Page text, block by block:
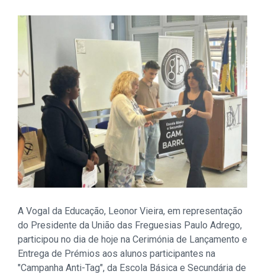
A Vogal da Educação, Leonor Vieira, em representação
do Presidente da União das Freguesias Paulo Adrego,
participou no dia de hoje na Cerimónia de Lançamento e
Entrega de Prémios aos alunos participantes na
"Campanha Anti-Tag", da Escola Básica e Secundária de